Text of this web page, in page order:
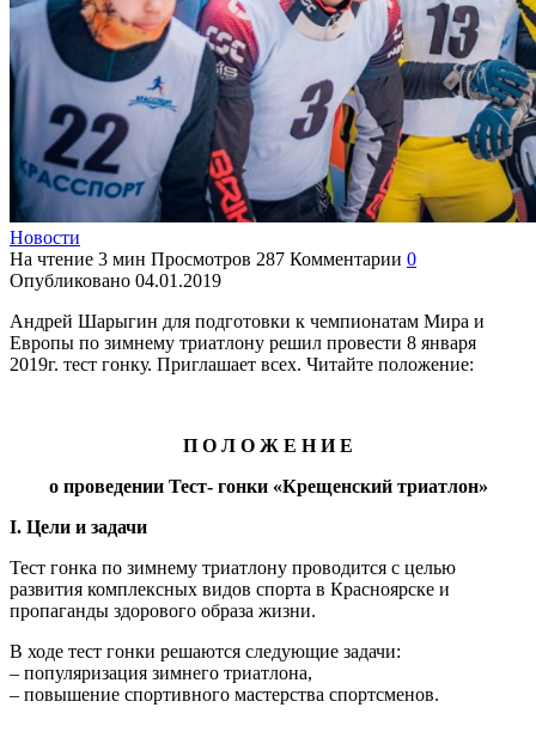
Новости
На чтение 3 мин Просмотров 287 Комментарии 0
Опубликовано 04.01.2019
Андрей Шарыгин для подготовки к чемпионатам Мира и
Европы по зимнему триатлону решил провести 8 января
2019г. тест гонку. Приглашает всех. Читайте положение:
П О Л О Ж Е Н И Е
о проведении Тест- гонки «Крещенский триатлон»
I. Цели и задачи
Тест гонка по зимнему триатлону проводится с целью
развития комплексных видов спорта в Красноярске и
пропаганды здорового образа жизни.
В ходе тест гонки решаются следующие задачи:
– популяризация зимнего триатлона,
– повышение спортивного мастерства спортсменов.